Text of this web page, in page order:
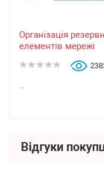
Організація
елементів мережі
...
Відгуки